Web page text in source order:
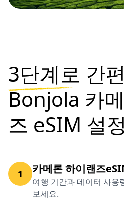
3단계로 간
Bonjola 카
즈 eSIM 설
1 카메론 하이랜즈
여행 기간과 데이터 사용
보세요.